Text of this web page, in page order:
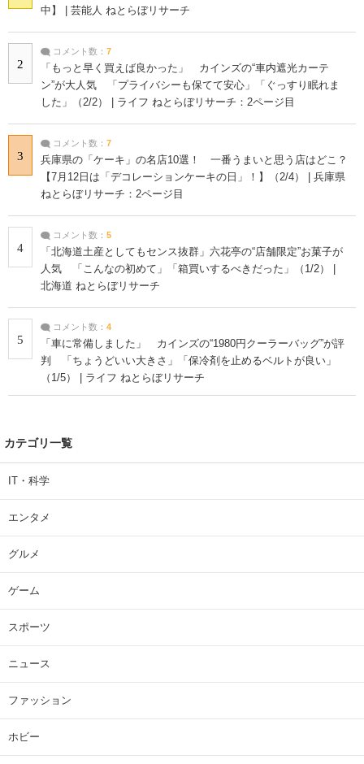
中】 | 芸能人 ねとらぼリサーチ
2
コメント数： 7
「もっと早く買えば良かった」 カインズの“車内遮光カーテ
ン”が大人気 「プライバシーも保てて安心」「ぐっすり眠れま
した」（2/2） | ライフ ねとらぼリサーチ：2ページ目
3
コメント数： 7
兵庫県の「ケーキ」の名店10選！ 一番うまいと思う店はどこ？
【7月12日は「デコレーションケーキの日」！】（2/4） | 兵庫県
ねとらぼリサーチ：2ページ目
4
コメント数： 5
「北海道土産としてもセンス抜群」六花亭の“店舗限定”お菓子が
人気 「こんなの初めて」「箱買いするべきだった」（1/2） |
北海道 ねとらぼリサーチ
5
コメント数： 4
「車に常備しました」 カインズの“1980円クーラーバッグ”が評
判 「ちょうどいい大きさ」「保冷剤を止めるベルトが良い」
（1/5） | ライフ ねとらぼリサーチ
カテゴリ一覧
IT・科学
エンタメ
グルメ
ゲーム
スポーツ
ニュース
ファッション
ホビー